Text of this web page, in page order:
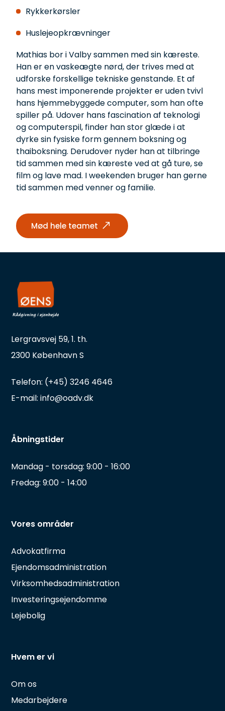
Rykkerkørsler
Huslejeopkrævninger
Mathias bor i Valby sammen med sin kæreste.
Han er en vaskeægte nørd, der trives med at
udforske forskellige tekniske genstande. Et af
hans mest imponerende projekter er uden tvivl
hans hjemmebyggede computer, som han ofte
spiller på. Udover hans fascination af teknologi
og computerspil, finder han stor glæde i at
dyrke sin fysiske form gennem boksning og
thaiboksning. Derudover nyder han at tilbringe
tid sammen med sin kæreste ved at gå ture, se
film og lave mad. I weekenden bruger han gerne
tid sammen med venner og familie.
Mød hele teamet
Lergravsvej 59, 1. th.
2300 København S
Telefon: (+45) 3246 4646
E-mail: info@oadv.dk
Åbningstider
Mandag - torsdag: 9:00 - 16:00
Fredag: 9:00 - 14:00
Vores områder
Advokatfirma
Ejendomsadministration
Virksomhedsadministration
Investeringsejendomme
Lejebolig
Hvem er vi
Om os
Medarbejdere